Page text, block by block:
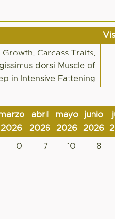
Carcass Traits,
dorsi Muscle of
in Intensive Fattening
2026
abril
2026
mayo
2026
junio
2026
0 7 10 8